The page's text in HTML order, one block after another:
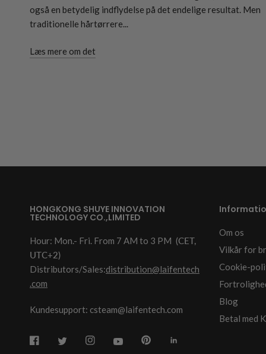
også en betydelig indflydelse på det endelige resultat. Men
traditionelle hårtørrere...
Læs mere om det
HONGKONG SHUYE INNOVATION
TECHNOLOGY CO.,LIMITED
Hour: Mon.- Fri. From 7 AM to 3 PM (CET,
UTC+2)
Distributors/Sales:distribution@laifentech
.com
Kundesupport: csteam@laifentech.com
Om os
Vilkår for
Cookie-
Blog
Betal med